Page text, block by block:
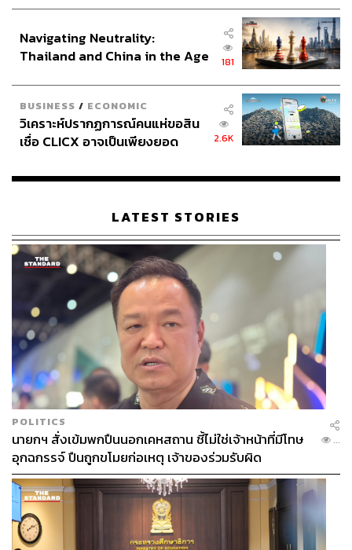
Navigating Neutrality:
Thailand and China in the Age
181
BUSINESS / ECONOMIC
วิเคราะห์ปรากฏการณ์คนแห่ขอสิน
เชื่อ CLICX อาจเป็นเพียงยอด
เรือนไทยที่ถูกซุกไว้
2.6K
LATEST STORIES
POLITICS
นายกฯ สั่งเข้มพกปืนนอกเคหสถาน ชี้ไม่ใช่เจ้าหน้าที่มีโทษ
อุกฉกรรจ์ ปืนถูกขโมยก่อเหตุ เจ้าของร่วมรับผิด
...